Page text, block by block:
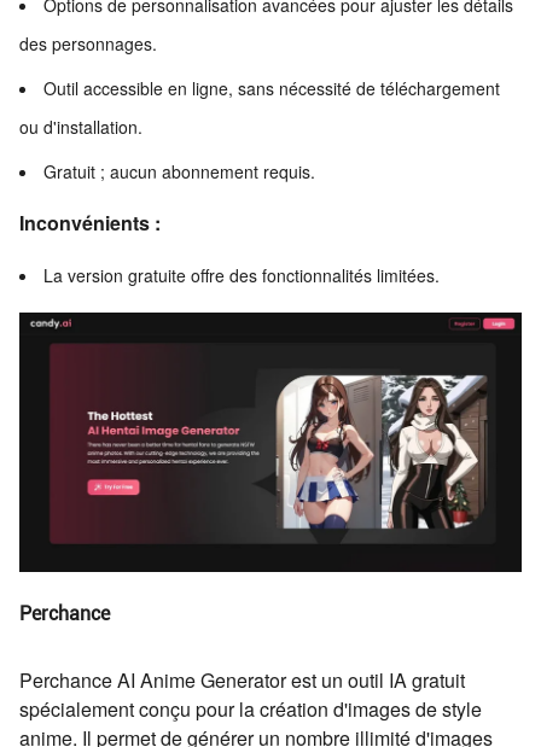
des personnages.
Outil accessible en ligne, sans nécessité de téléchargement
ou d'installation.
Gratuit ; aucun abonnement requis.
Inconvénients :
La version gratuite offre des fonctionnalités limitées.
Perchance
Perchance AI Anime Generator est un outil IA gratuit
spécialement conçu pour la création d'images de style
anime. Il permet de générer un nombre illimité d'images